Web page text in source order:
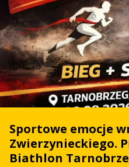
Sportowe emocje
Zwierzynieckiego.
Biathlon